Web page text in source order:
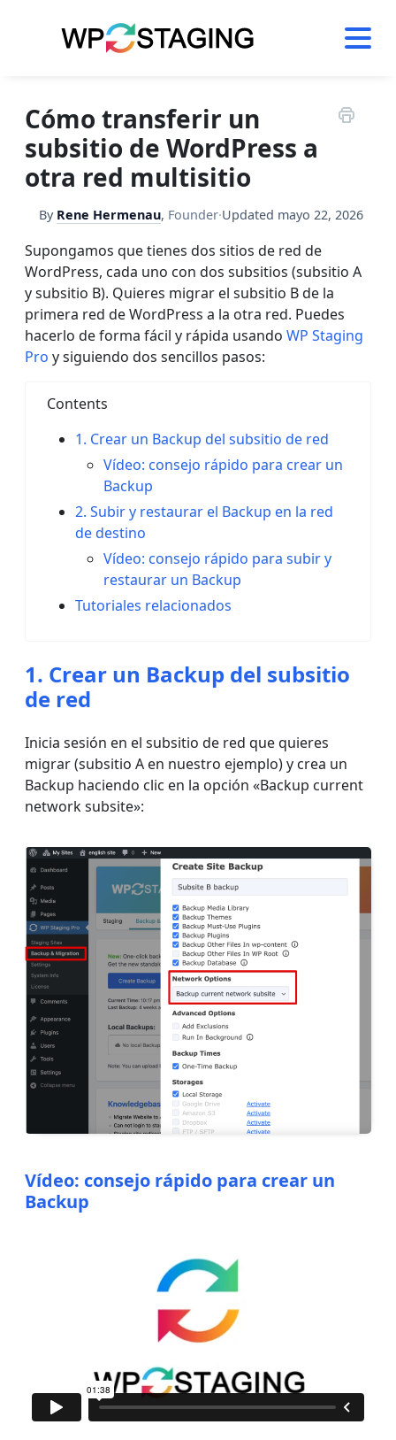
Cómo transferir un
subsitio de WordPress a
otra red multisitio
By Rene Hermenau, Founder·Updated mayo 22, 2026
Supongamos que tienes dos sitios de red de
WordPress, cada uno con dos subsitios (subsitio A
y subsitio B). Quieres migrar el subsitio B de la
primera red de WordPress a la otra red. Puedes
hacerlo de forma fácil y rápida usando WP Staging
Pro y siguiendo dos sencillos pasos:
Contents
1. Crear un Backup del subsitio de red
Vídeo: consejo rápido para crear un
Backup
2. Subir y restaurar el Backup en la red
de destino
Vídeo: consejo rápido para subir y
restaurar un Backup
Tutoriales relacionados
1. Crear un Backup del subsitio
de red
Inicia sesión en el subsitio de red que quieres
migrar (subsitio A en nuestro ejemplo) y crea un
Backup haciendo clic en la opción «Backup current
network subsite»:
Vídeo: consejo rápido para crear un
Backup